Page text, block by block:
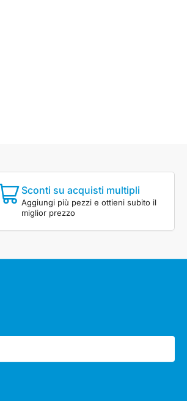
Sconti su acquisti multipli
Aggiungi più pezzi e ottieni subito il
miglior prezzo